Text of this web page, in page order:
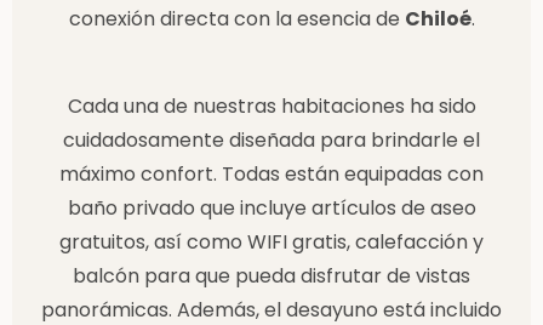
conexión directa con la esencia de Chiloé.
Cada una de nuestras habitaciones ha sido
cuidadosamente diseñada para brindarle el
máximo confort. Todas están equipadas con
baño privado que incluye artículos de aseo
gratuitos, así como WIFI gratis, calefacción y
balcón para que pueda disfrutar de vistas
panorámicas. Además, el desayuno está incluido